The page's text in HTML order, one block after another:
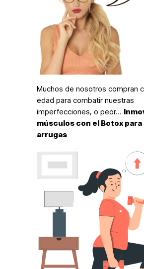
Muchos de nosotros compran
edad para combatir nuestras
imperfecciones, o peor…
músculos con el Botox para
arrugas